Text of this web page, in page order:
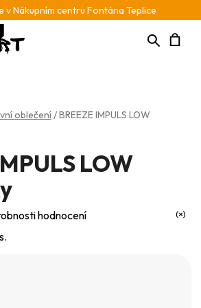
v Nákupním centru Fontána Teplice
Hledat
oblečení/BREEZE IMPULS LOW
LOW
hodnocení